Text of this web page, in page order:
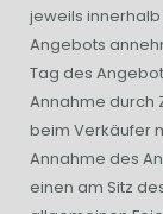
jeweils
Angebots
Tag des
Annahme durch
beim Verkäufer
Annahme des
einen am Sitz